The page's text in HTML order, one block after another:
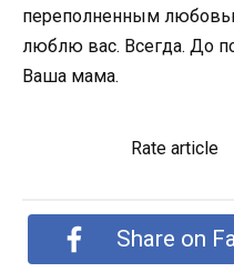
переполненным
люблю вас. Всегда. До
Ваша мама.
Rate article
Share on